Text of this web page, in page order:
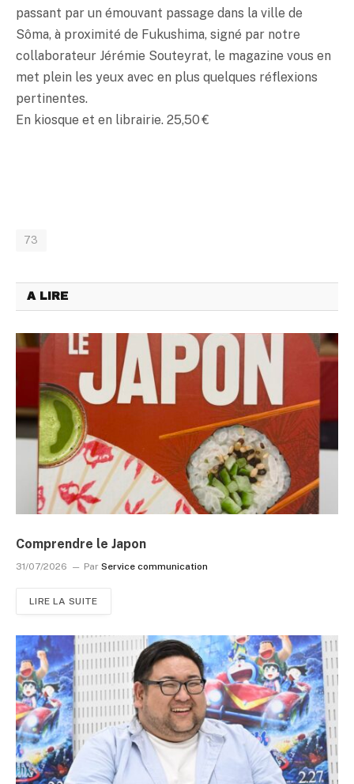
passant par un émouvant passage dans la ville de
Sôma, à proximité de Fukushima, signé par notre
collaborateur Jérémie Souteyrat, le magazine vous en
met plein les yeux avec en plus quelques réflexions
pertinentes.
En kiosque et en librairie. 25,50 €
73
A LIRE
Comprendre le Japon
31/07/2026 Par Service communication
LIRE LA SUITE